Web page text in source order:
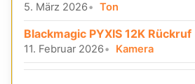
5. März 2026 Ton
Blackmagic PYXIS 12K Rückruf
11. Februar 2026 Kamera